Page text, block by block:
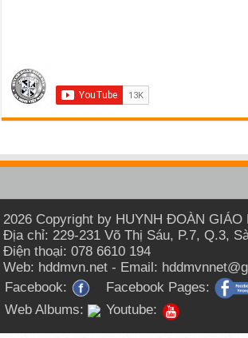
2026 Copyright by HUYNH ĐOÀN GIÁO
Địa chỉ: 229-231 Võ Thị Sáu, P.7, Q.3,
Điện thoại: 078 6610 194
Web: hddmvn.net - Email:
Facebook:
Facebook Pages:
Web Albums:
Youtube: